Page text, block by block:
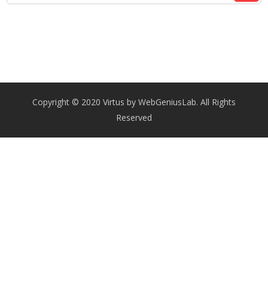
Copyright © 2020 Virtus by WebGeniusLab. All Rights
Reserved